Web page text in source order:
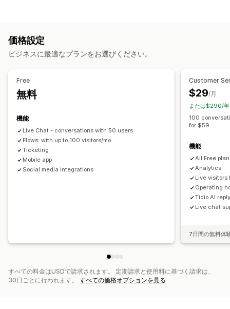
エージェント分析
カートリカバリー
あいさつ
おすすめ商品
注文の更新
トランスクリプトの送信
カスタマイズ
色とフォント
絵文字とスタンプ
ウェルカムメッセージ
チャットの割り当て
エージェントのアバター
ヘルプセンター
統合型インボックス
ルールベースのトリガー
エスカレーション
お客様への通知
複数ストア
分析 レポート
価格設定
ビジネスに最適なプランをお選びください。
Free
無料
機能
Live Chat - conversations with 50 users
Flows: with up to 100 visitors/mo
Ticketing
Mobile app
Social media integrations
Customer
$29/月
または$290/年
100
for $59
機能
All Free
Analytics
Live visitors
Operating
Tidio AI
Live chat
7日間の無料体
すべての料金はUSDで請求されます。 定期請求と使用料に基づく請求は、
30日ごとに行われます。 すべての価格オプションを見る